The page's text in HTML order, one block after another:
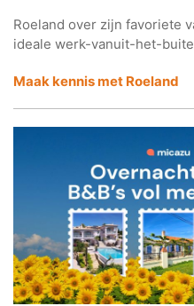
Roeland over zijn favoriete
ideale werk-vanuit-het-
Maak kennis met Roeland